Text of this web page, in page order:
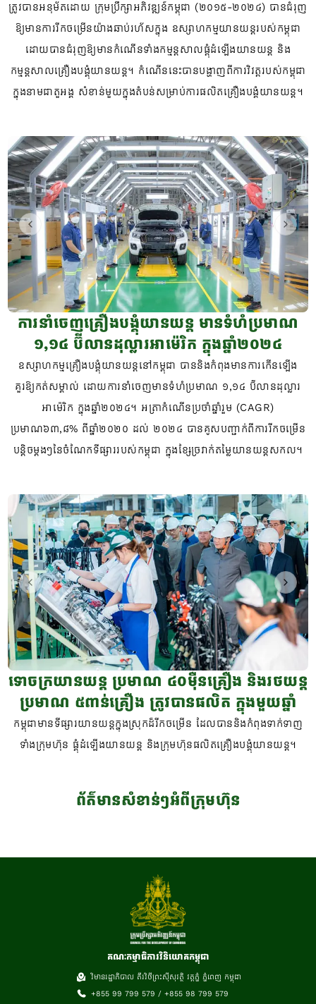
ត្រូវបានអនុម័តដោយ ក្រុមប្រឹក្សាអភិវឌ្ឍន៍កម្ពុជា (២០១៥-២០២៤) បានជំរុញ
ឱ្យមានការរីកចម្រើនយ៉ាងឆាប់រហ័សក្នុង ឧស្សាហកម្មយានយន្តរបស់កម្ពុជា
ដោយបានជំរុញឱ្យមានកំណើនទាំងកម្មន្តសាលផ្តុំដំឡើងយានយន្ត និង
កម្មន្តសាលគ្រឿងបង្គុំយានយន្ត។ កំណើននេះបានបង្ហាញពីការវិវត្តរបស់កម្ពុជា
ក្នុងនាមជាតួអង្គ សំខាន់មួយក្នុងតំបន់សម្រាប់ការផលិតគ្រឿងបង្គំយានយន្ត។
Previous slide Next
ការនាំចេញគ្រឿងបង្គុំយានយន្ត មានទំហំប្រមាណ
១,១៤ ប៊ីលានដុល្លារអាម៉េរិក ក្នុងឆ្នាំ២០២៤
ឧស្សាហកម្មគ្រឿងបង្គុំយានយន្តនៅកម្ពុជា បាននិងកំពុងមានការកើនឡើង
គួរឱ្យកត់សម្គាល់ ដោយការនាំចេញមានទំហំប្រមាណ ១,១៤ ប៊ីលានដុល្លារ
អាម៉េរិក ក្នុងឆ្នាំ២០២៤។ អត្រាកំណើនប្រចាំឆ្នាំរួម (CAGR)
ប្រមាណ៦៣,៨% ពីឆ្នាំ២០២០ ដល់ ២០២៤ បានគូសបញ្ជាក់ពីការរីកចម្រើន
បន្តិចម្តងៗនៃចំណែកទីផ្សាររបស់កម្ពុជា ក្នុងខ្សែច្រវាក់តម្លៃយានយន្តសកល។
Previous slide Next
ទោចក្រយានយន្ត ប្រមាណ ៤០ម៉ឺនគ្រឿង និងរថយន្ត
ប្រមាណ ៥ពាន់គ្រឿង ត្រូវបានផលិត ក្នុងមួយឆ្នាំ
កម្ពុជាមានទីផ្សារយានយន្តក្នុងស្រុកដ៏រីកចម្រើន ដែលបាននិងកំពុងទាក់ទាញ
ទាំងក្រុមហ៊ុន ផ្គុំដំឡើងយានយន្ត និងក្រុមហ៊ុនផលិតគ្រឿងបង្គុំយានយន្ត។
ព័ត៌មានសំខាន់ៗអំពីក្រុមហ៊ុន
គណៈកម្មាធិការវិនិយោគកម្ពុជា
វិមានរដ្ឋាភិបាល តីរវិថីព្រះស៊ីសុវត្ថិ វត្តភ្នំ ភ្នំពេញ កម្ពុជា
+855 99 799 579 / +855 98 799 579